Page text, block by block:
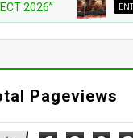
ENTERTAIN
Pageviews